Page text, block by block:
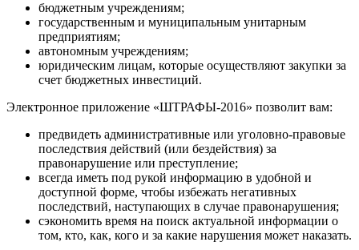
бюджетным учреждениям;
государственным и муниципальным унитарным
предприятиям;
автономным учреждениям;
юридическим лицам, которые осуществляют закупки за
счет бюджетных инвестиций.
Электронное приложение «ШТРАФЫ-2016» позволит вам:
предвидеть административные или уголовно-правовые
последствия действий (или бездействия) за
правонарушение или преступление;
всегда иметь под рукой информацию в удобной и
доступной форме, чтобы избежать негативных
последствий, наступающих в случае правонарушения;
сэкономить время на поиск актуальной информации о
том, кто, как, кого и за какие нарушения может наказать.